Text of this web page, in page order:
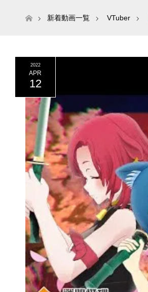
ホーム新着動画一覧 VTuber
2022
APR
12